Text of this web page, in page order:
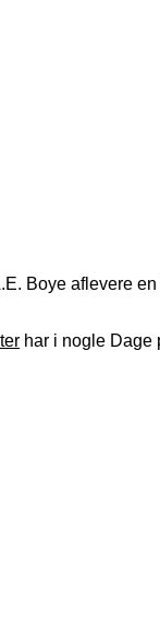
Boye aflevere
har i nogle Dage